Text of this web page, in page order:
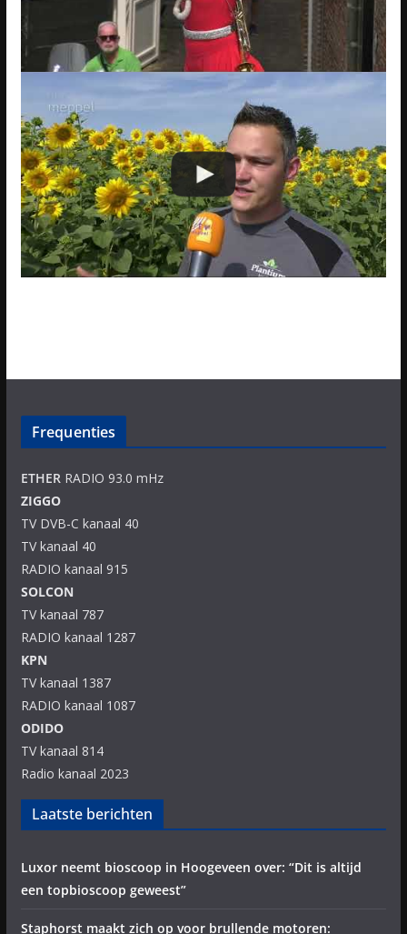
Frequenties
ETHERRADIO 93.0 mHz
ZIGGO
TV DVB-C kanaal 40
TV kanaal 40
RADIO kanaal 915
SOLCON
TV kanaal 787
RADIO kanaal 1287
KPN
TV kanaal 1387
RADIO kanaal 1087
ODIDO
TV kanaal 814
Radio kanaal 2023
Laatste berichten
Luxor neemt bioscoop in Hoogeveen over: “Dit is altijd
een topbioscoop geweest”
Staphorst maakt zich op voor brullende motoren: